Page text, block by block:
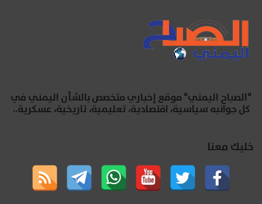
"الصباح اليمني" موقع إخباري متخصص بالشأن اليمني في
كل جوانبه سياسية، اقتصادية، تعليمية، تاريخية، عسكرية..
خليك معنا